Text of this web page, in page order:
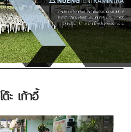
โต๊ะ เก้าอี้